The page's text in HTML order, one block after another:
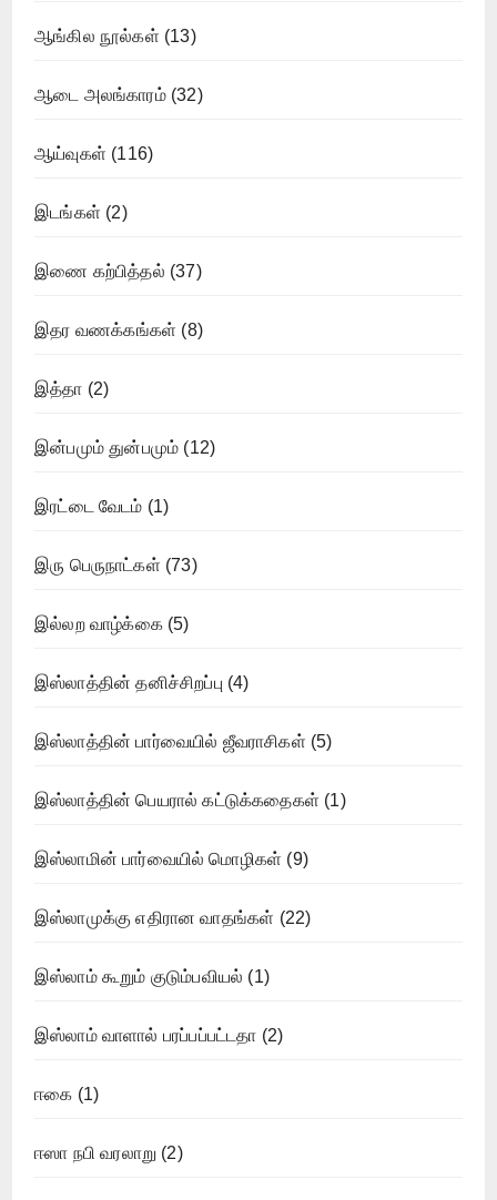
ஆங்கில நூல்கள் (13)
ஆடை அலங்காரம்(32)
ஆய்வுகள் (116)
இடங்கள் (2)
இணை கற்பித்தல் (37)
இதர வணக்கங்கள் (8)
இத்தா (2)
இன்பமும் துன்பமும் (12)
இரட்டை வேடம் (1)
இரு பெருநாட்கள் (73)
இல்லற வாழ்க்கை(5)
இஸ்லாத்தின் தனிச்சிறப்பு (4)
இஸ்லாத்தின் பார்வையில் ஜீவராசிகள் (5)
இஸ்லாத்தின் பெயரால் கட்டுக்கதைகள் (1)
இஸ்லாமின் பார்வையில் மொழிகள் (9)
இஸ்லாமுக்கு எதிரான வாதங்கள் (22)
இஸ்லாம் கூறும் குடும்பவியல் (1)
இஸ்லாம் வாளால் பரப்பப்பட்டதா (2)
ஈகை (1)
ஈஸா நபி வரலாறு (2)